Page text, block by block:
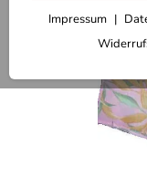
Impressum